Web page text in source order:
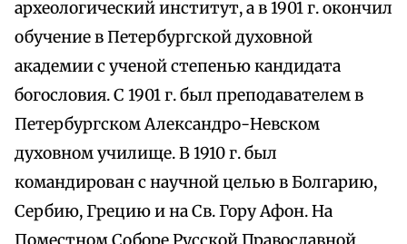
археологический институт, а в 1901 г. окончил
обучение в Петербургской духовной
академии с ученой степенью кандидата
богословия. С 1901 г. был преподавателем в
Петербургском Александро-Невском
духовном училище. В 1910 г. был
командирован с научной целью в Болгарию,
Сербию, Грецию и на Св. Гору Афон. На